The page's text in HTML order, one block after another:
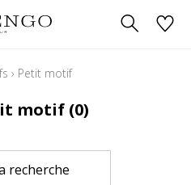
› Petit motif
motif (0)
recherche